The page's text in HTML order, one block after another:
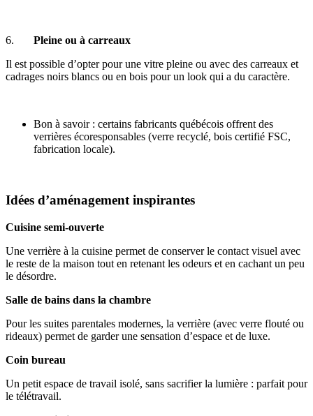
6. Pleine ou à carreaux
Il est possible d’opter pour une vitre pleine ou avec des carreaux et
cadrages noirs blancs ou en bois pour un look qui a du caractère.
Bon à savoir : certains fabricants québécois offrent des
verrières écoresponsables (verre recyclé, bois certifié FSC,
fabrication locale).
Idées d’aménagement inspirantes
Cuisine semi-ouverte
Une verrière à la cuisine permet de conserver le contact visuel avec
le reste de la maison tout en retenant les odeurs et en cachant un peu
le désordre.
Salle de bains dans la chambre
Pour les suites parentales modernes, la verrière (avec verre flouté ou
rideaux) permet de garder une sensation d’espace et de luxe.
Coin bureau
Un petit espace de travail isolé, sans sacrifier la lumière : parfait pour
le télétravail.